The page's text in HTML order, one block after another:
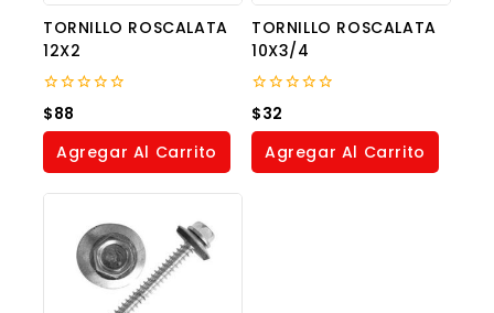
TORNILLO ROSCALATA
12X2
0
out
of
$88
Agregar Al Carrito
TORNILLO ROSCALATA
10X3/4
0
out
of
$32
Agregar Al Carrito